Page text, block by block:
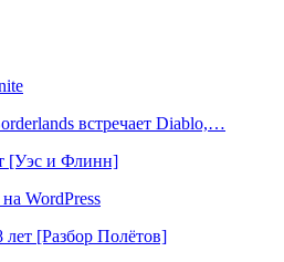
встречает Diablo,…
[Уэс и Флинн]
WordPress
[Разбор Полётов]